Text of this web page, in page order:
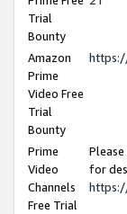
Trial
Bounty
Amazon
Prime
Video Free
Trial
Bounty
Prime
Video
Channels
Free Trial
for